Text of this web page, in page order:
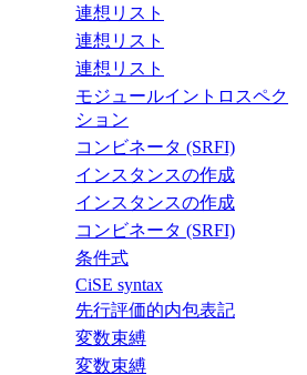
連想リスト
連想リスト
連想リスト
モジュールイントロスペク
ション
コンビネータ (SRFI)
インスタンスの作成
インスタンスの作成
コンビネータ (SRFI)
条件式
CiSE syntax
先行評価的内包表記
変数束縛
変数束縛